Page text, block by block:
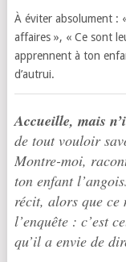
À éviter absolument :
affaires », « Ce sont
apprennent à ton
d’autrui.
Accueille, mais
de tout vouloir
Montre-moi,
ton enfant
récit, alors que ce
l’enquête : c’est
qu’il a envie de